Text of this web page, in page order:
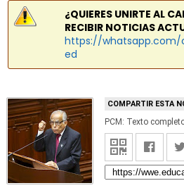
¿QUIERES UNIRTE AL
RECIBIR NOTICIAS
https://
ed
COMPARTIR ESTA